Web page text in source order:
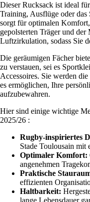
Dieser Rucksack ist ideal
Training, Ausflüge oder das
sorgt für optimalen
gepolsterten Träger und
Luftzirkulation, sodass Sie
Die geräumigen Fächer
zu verstauen, sei es
Accessoires. Sie werden
es ermöglichen, Ihre
aufzubewahren.
Hier sind einige wichtige
2025/26 :
Rugby-inspiriertes
Stade Toulousain
Optimaler Komfort:
angenehmen
Praktische
effizienten
Haltbarkeit: